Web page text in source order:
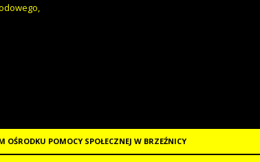
POMOCY SPOŁECZNEJ W BRZEŹNICY